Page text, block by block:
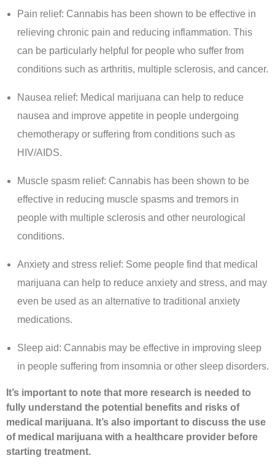
Pain relief: Cannabis has been shown to be effective in
relieving chronic pain and reducing inflammation. This
can be particularly helpful for people who suffer from
conditions such as arthritis, multiple sclerosis, and cancer.
Nausea relief: Medical marijuana can help to reduce
nausea and improve appetite in people undergoing
chemotherapy or suffering from conditions such as
HIV/AIDS.
Muscle spasm relief: Cannabis has been shown to be
effective in reducing muscle spasms and tremors in
people with multiple sclerosis and other neurological
conditions.
Anxiety and stress relief: Some people find that medical
marijuana can help to reduce anxiety and stress, and may
even be used as an alternative to traditional anxiety
medications.
Sleep aid: Cannabis may be effective in improving sleep
in people suffering from insomnia or other sleep disorders.
It’s important to note that more research is needed to
fully understand the potential benefits and risks of
medical marijuana. It’s also important to discuss the use
of medical marijuana with a healthcare provider before
starting treatment.